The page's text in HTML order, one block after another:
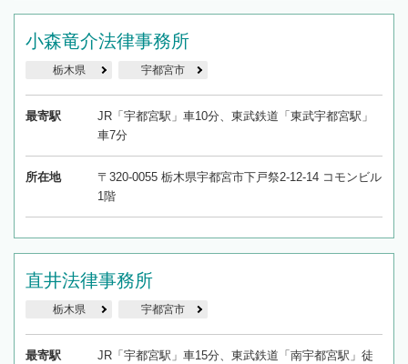
小森竜介法律事務所
栃木県 宇都宮市
最寄駅
JR「宇都宮駅」車10分、東武鉄道「東武宇都宮駅」
車7分
所在地
〒320-0055 栃木県宇都宮市下戸祭2-12-14 コモンビル
1階
直井法律事務所
栃木県 宇都宮市
最寄駅
JR「宇都宮駅」車15分、東武鉄道「南宇都宮駅」徒